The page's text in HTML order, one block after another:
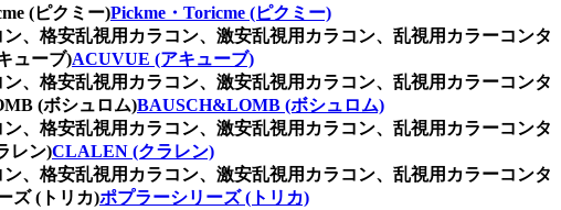
(ピクミー)Pickme・Toricme (ピクミー)
、格安乱視用カラコン、激安乱視用カラコン、乱視用カラーコンタ
ューブ)ACUVUE (アキューブ)
、格安乱視用カラコン、激安乱視用カラコン、乱視用カラーコンタ
(ボシュロム)BAUSCH&LOMB (ボシュロム)
、格安乱視用カラコン、激安乱視用カラコン、乱視用カラーコンタ
レン)CLALEN (クラレン)
、格安乱視用カラコン、激安乱視用カラコン、乱視用カラーコンタ
ズ (トリカ)ポプラーシリーズ (トリカ)